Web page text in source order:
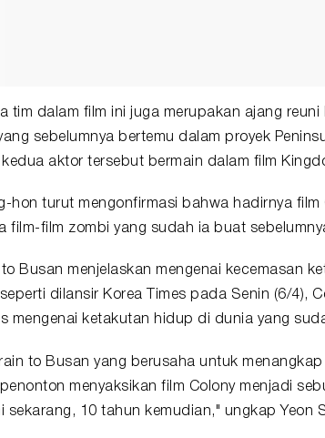
tim dalam film ini juga merupakan ajang
sebelumnya bertemu dalam proyek
kedua aktor tersebut bermain dalam film
hon turut mengonfirmasi bahwa hadirnya
film-film zombi yang sudah ia buat
to Busan menjelaskan mengenai kecemasan
dilansir Korea Times pada Senin (6/4),
mengenai ketakutan hidup di dunia yang
to Busan yang berusaha untuk
menyaksikan film Colony menjadi
sekarang, 10 tahun kemudian," ungkap Yeon